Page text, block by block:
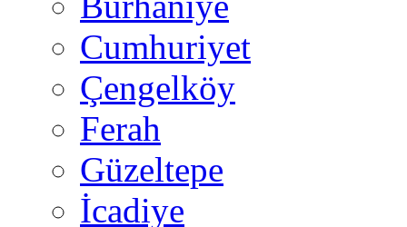
Cumhuriyet
Çengelköy
Ferah
Güzeltepe
İcadiye